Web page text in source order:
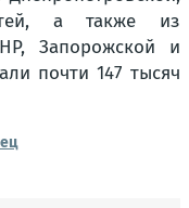
а также из
Запорожской и
почти 147 тысяч